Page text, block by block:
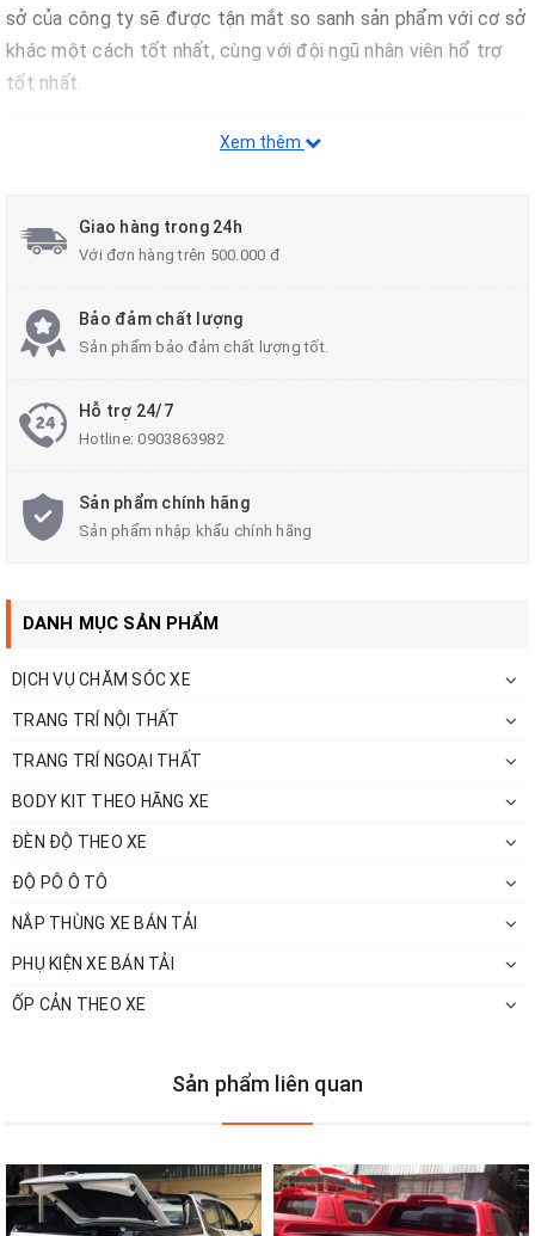
sở của công ty sẽ được tận mắt so sanh sản phẩm với cơ sở
khác một cách tốt nhất, cùng với đội ngũ nhân viên hổ trợ
tốt nhất.
Với nắp thùng ở Auto anh thi đa dạng về mẫu mã chủng loại
phù hợp với người sử dụng.
Xem thêm
Giao hàng trong 24h
Với đơn hàng trên 500.000 đ
Bảo đảm chất lượng
Sản phẩm bảo đảm chất lượng tốt.
Hỗ trợ 24/7
Hotline:0903863982
Sản phẩm chính hãng
Sản phẩm nhập khẩu chính hãng
DANH MỤC SẢN PHẨM
DỊCH VỤ CHĂM SÓC XE
TRANG TRÍ NỘI THẤT
TRANG TRÍ NGOẠI THẤT
BODY KIT THEO HÃNG XE
ĐÈN ĐỘ THEO XE
ĐỘ PÔ Ô TÔ
NẮP THÙNG XE BÁN TẢI
PHỤ KIỆN XE BÁN TẢI
ỐP CẢN THEO XE
Sản phẩm liên quan